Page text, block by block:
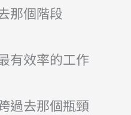
那個階段
有效率的工作
過去那個瓶頸